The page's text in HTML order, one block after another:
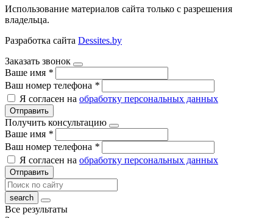
Использование материалов сайта только с разрешения
владельца.
Разработка сайта Dessites.by
Заказать звонок
Ваше имя *
Ваш номер телефона *
Я согласен на обработку персональных данных
Отправить
Получить консультацию
Ваше имя *
Ваш номер телефона *
Я согласен на обработку персональных данных
Отправить
Все результаты